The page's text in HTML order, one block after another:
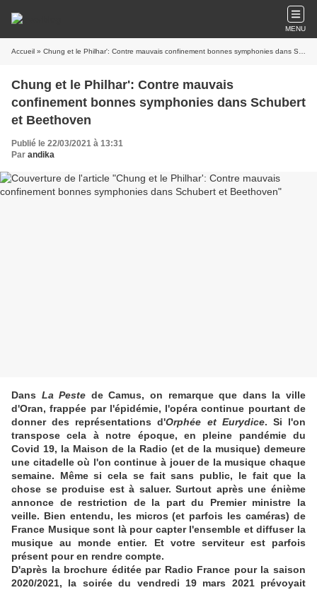
MENU
Accueil » Chung et le Philhar': Contre mauvais confinement bonnes symphonies dans Schubert et Beethoven
Chung et le Philhar': Contre mauvais
confinement bonnes symphonies dans Schubert
et Beethoven
Publié le 22/03/2021 à 13:31
Par andika
Dans La Peste de Camus, on remarque que dans la ville
d'Oran, frappée par l'épidémie, l'opéra continue pourtant de
donner des représentations d'Orphée et Eurydice. Si l'on
transpose cela à notre époque, en pleine pandémie du
Covid 19, la Maison de la Radio (et de la musique) demeure
une citadelle où l'on continue à jouer de la musique chaque
semaine. Même si cela se fait sans public, le fait que la
chose se produise est à saluer. Surtout après une énième
annonce de restriction de la part du Premier ministre la
veille. Bien entendu, les micros (et parfois les caméras) de
France Musique sont là pour capter l'ensemble et diffuser la
musique au monde entier. Et votre serviteur est parfois
présent pour en rendre compte.
D'après la brochure éditée par Radio France pour la saison
2020/2021, la soirée du vendredi 19 mars 2021 prévoyait